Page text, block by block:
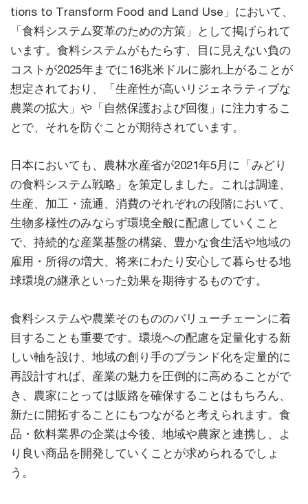
tions to Transform Food and Land Use」において、
「食料システム変革のための方策」として掲げられて
います。食料システムがもたらす、目に見えない負の
コストが2025年までに16兆米ドルに膨れ上がることが
想定されており、「生産性が高いリジェネラティブな
農業の拡大」や「自然保護および回復」に注力するこ
とで、それを防ぐことが期待されています。
日本においても、農林水産省が2021年5月に「みどり
の食料システム戦略」を策定しました。これは調達、
生産、加工・流通、消費のそれぞれの段階において、
生物多様性のみならず環境全般に配慮していくこと
で、持続的な産業基盤の構築、豊かな食生活や地域の
雇用・所得の増大、将来にわたり安心して暮らせる地
球環境の継承といった効果を期待するものです。
食料システムや農業そのもののバリューチェーンに着
目することも重要です。環境への配慮を定量化する新
しい軸を設け、地域の創り手のブランド化を定量的に
再設計すれば、産業の魅力を圧倒的に高めることがで
き、農家にとっては販路を確保することはもちろん、
新たに開拓することにもつながると考えられます。食
品・飲料業界の企業は今後、地域や農家と連携し、よ
り良い商品を開発していくことが求められるでしょ
う。